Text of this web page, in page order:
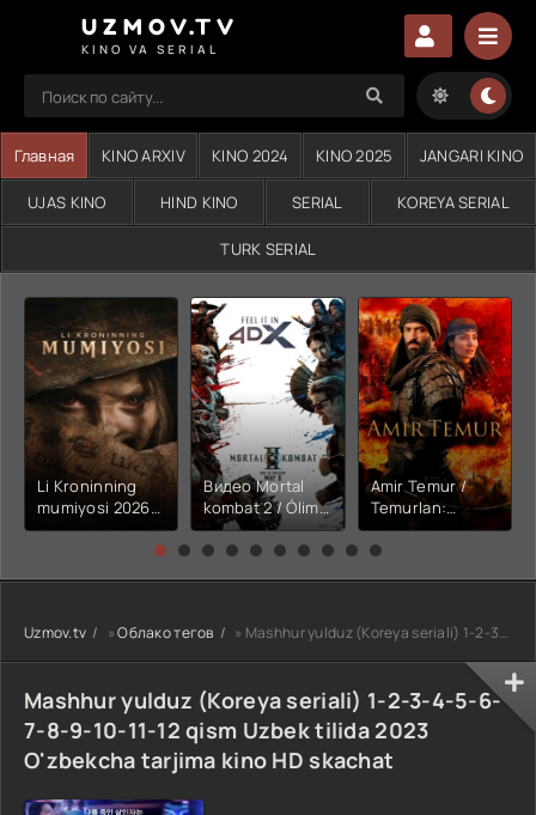
UZMOV.TV
KINO VA SERIAL
Главная KINO ARXIV KINO 2024 KINO 2025 JANGARI KINO
UJAS KINO HIND KINO SERIAL KOREYA SERIAL
TURK SERIAL
Li Kroninning
mumiyosi 2026
(uzbek tilida
kino) tarjima HD
Видео Mortal
kombat 2 / Ólim
jangi 2 (2026)
Uzbek tilida
Amir Temur /
Temurlan:
Fathchining
yuksalishi
tarjima kino Full
HD tas-ix
Uzmov.tv »Облако тегов » Mashhur yulduz (Koreya seriali) 1-2-3-4-5-6-7-8-9-10-11-12 qism Uzbek tilida 2023 O'zbekcha tarjima
Mashhur yulduz (Koreya seriali) 1-2-3-4-5-6-
7-8-9-10-11-12 qism Uzbek tilida 2023
O'zbekcha tarjima kino HD skachat